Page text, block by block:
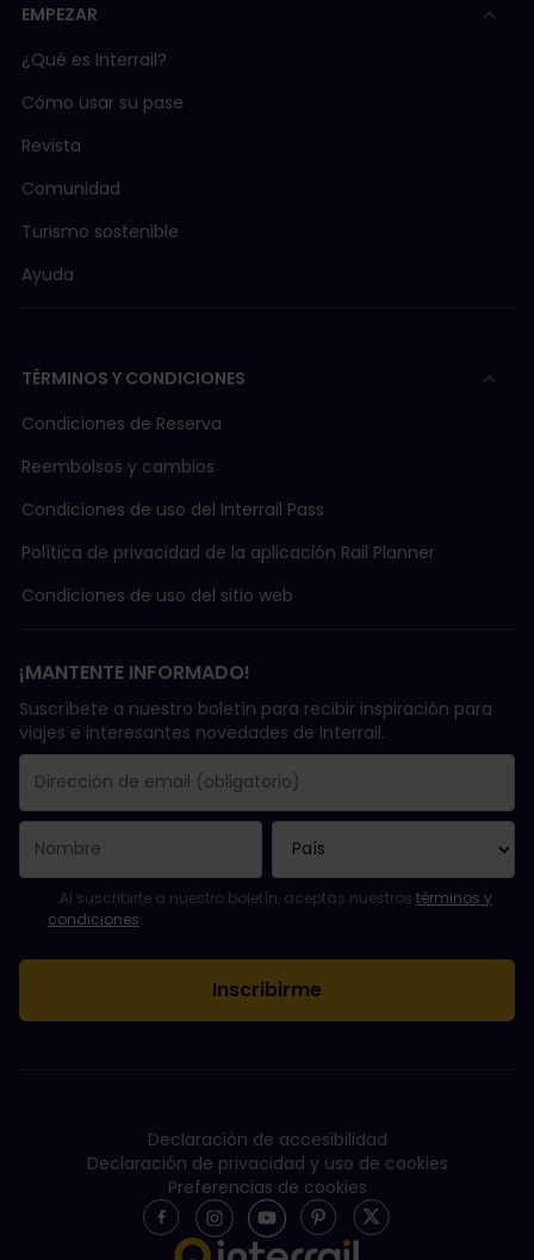
EMPEZAR
¿Qué es Interrail?
Cómo usar su pase
Revista
Comunidad
Turismo sostenible
Ayuda
TÉRMINOS Y CONDICIONES
Condiciones de Reserva
Reembolsos y cambios
Condiciones de uso del Interrail Pass
Política de privacidad de la aplicación Rail Planner
Condiciones de uso del sitio web
¡MANTENTE INFORMADO!
Suscríbete a nuestro boletín para recibir inspiración para
viajes e interesantes novedades de Interrail.
El campo de dirección de email es obligatorio.
La dirección de email no es válida.
Ha habido un fallo al suscribirte al boletín. Vuelve a intentarlo
¡Ya te has suscrito a este boletín!
Acepta los términos y condiciones para suscribirte al boletín
Al suscribirte a nuestro boletín, aceptas nuestros términos y
condiciones.
Declaración de accesibilidad
Declaración de privacidad y uso de cookies
Preferencias de cookies